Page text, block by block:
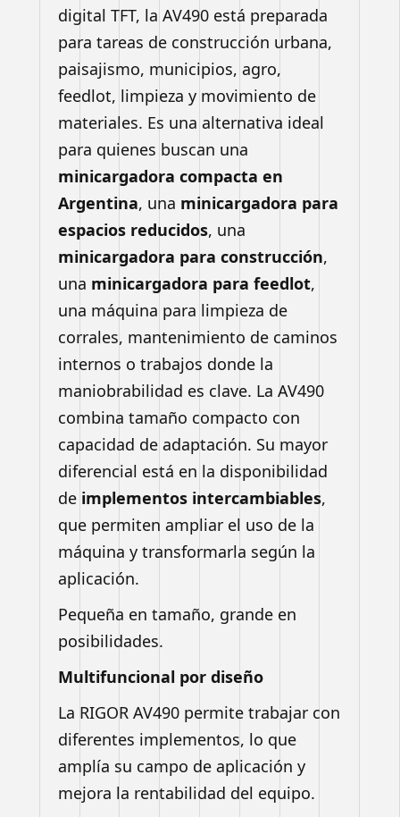
digital TFT, la AV490 está preparada
para tareas de construcción urbana,
paisajismo, municipios, agro,
feedlot, limpieza y movimiento de
materiales. Es una alternativa ideal
para quienes buscan una
minicargadora compacta en
Argentina, una minicargadora para
espacios reducidos, una
minicargadora para construcción,
una minicargadora para feedlot,
una máquina para limpieza de
corrales, mantenimiento de caminos
internos o trabajos donde la
maniobrabilidad es clave. La AV490
combina tamaño compacto con
capacidad de adaptación. Su mayor
diferencial está en la disponibilidad
de implementos intercambiables,
que permiten ampliar el uso de la
máquina y transformarla según la
aplicación.
Pequeña en tamaño, grande en
posibilidades.
Multifuncional por diseño
La RIGOR AV490 permite trabajar con
diferentes implementos, lo que
amplía su campo de aplicación y
mejora la rentabilidad del equipo.